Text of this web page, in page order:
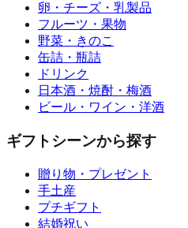
卵・チーズ・乳製品
フルーツ・果物
野菜・きのこ
缶詰・瓶詰
ドリンク
日本酒・焼酎・梅酒
ビール・ワイン・洋酒
ギフトシーンから探す
贈り物・プレゼント
手土産
プチギフト
結婚祝い